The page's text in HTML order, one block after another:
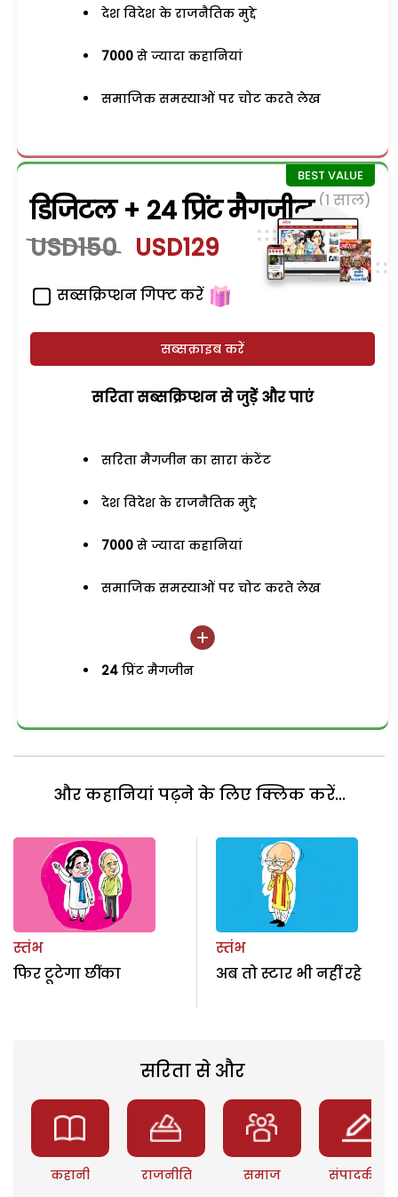
देश विदेश के राजनैतिक मुद्दे
7000 से ज्यादा कहानियां
समाजिक समस्याओं पर चोट करते लेख
डिजिटल + 24 प्रिंट मैगजीन (1 साल)
USD150 USD129
सब्सक्रिप्शन गिफ्ट करें
सब्सक्राइब करें
सरिता सब्सक्रिप्शन से जुड़ेें और पाएं
सरिता मैगजीन का सारा कंटेंट
देश विदेश के राजनैतिक मुद्दे
7000 से ज्यादा कहानियां
समाजिक समस्याओं पर चोट करते लेख
24 प्रिंट मैगजीन
और कहानियां पढ़ने के लिए क्लिक करें...
स्तंभ
फिर टूटेगा छींका
स्तंभ
अब तो स्टार भी नहीं रहे
सरिता से और
कहानी राजनीति समाज संपादकीय